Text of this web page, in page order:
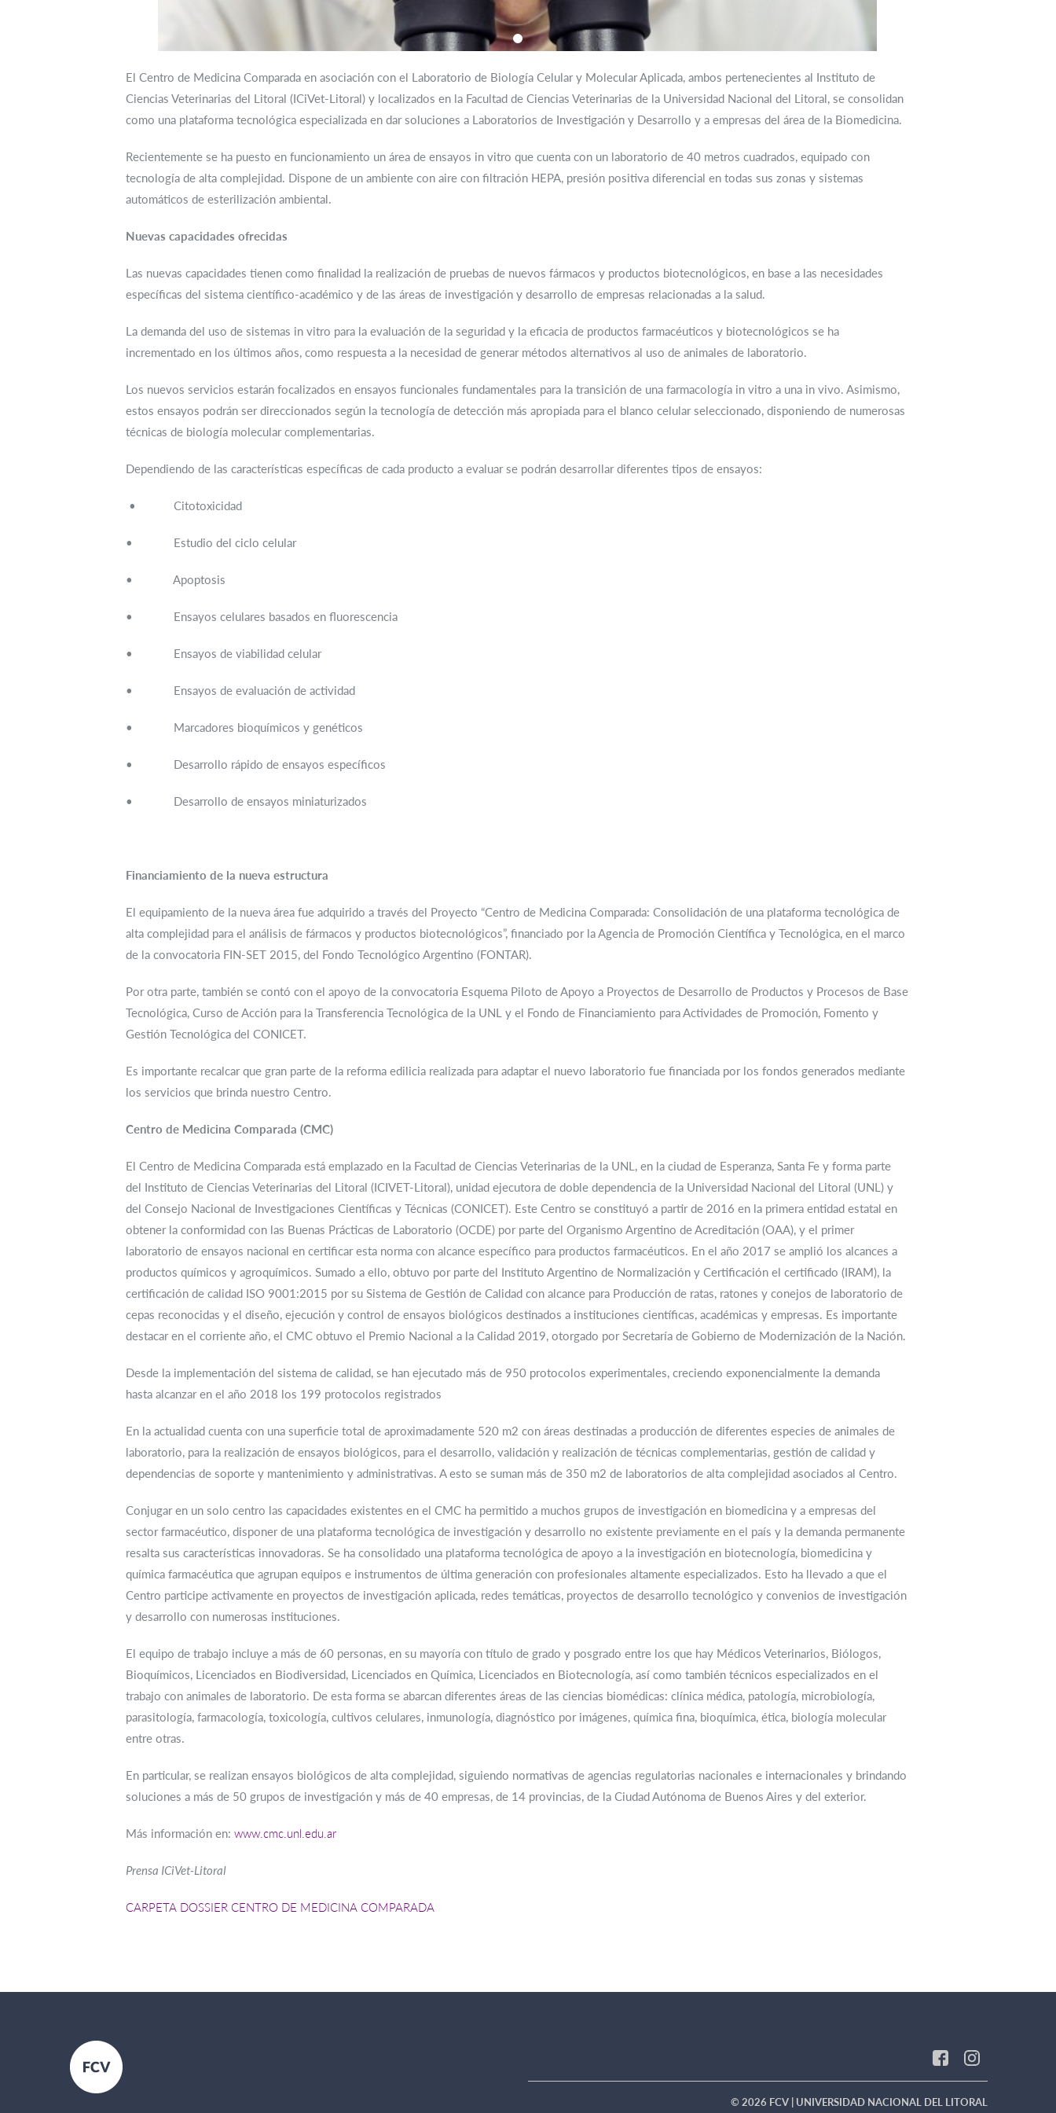
El Centro de Medicina Comparada en asociación con el Laboratorio de Biología Celular y Molecular Aplicada, ambos pertenecientes al Instituto de
Ciencias Veterinarias del Litoral (ICiVet-Litoral) y localizados en la Facultad de Ciencias Veterinarias de la Universidad Nacional del Litoral, se consolidan
como una plataforma tecnológica especializada en dar soluciones a Laboratorios de Investigación y Desarrollo y a empresas del área de la Biomedicina.
Recientemente se ha puesto en funcionamiento un área de ensayos in vitro que cuenta con un laboratorio de 40 metros cuadrados, equipado con
tecnología de alta complejidad. Dispone de un ambiente con aire con filtración HEPA, presión positiva diferencial en todas sus zonas y sistemas
automáticos de esterilización ambiental.
Nuevas capacidades ofrecidas
Las nuevas capacidades tienen como finalidad la realización de pruebas de nuevos fármacos y productos biotecnológicos, en base a las necesidades
específicas del sistema científico-académico y de las áreas de investigación y desarrollo de empresas relacionadas a la salud.
La demanda del uso de sistemas in vitro para la evaluación de la seguridad y la eficacia de productos farmacéuticos y biotecnológicos se ha
incrementado en los últimos años, como respuesta a la necesidad de generar métodos alternativos al uso de animales de laboratorio.
Los nuevos servicios estarán focalizados en ensayos funcionales fundamentales para la transición de una farmacología in vitro a una in vivo. Asimismo,
estos ensayos podrán ser direccionados según la tecnología de detección más apropiada para el blanco celular seleccionado, disponiendo de numerosas
técnicas de biología molecular complementarias.
Dependiendo de las características específicas de cada producto a evaluar se podrán desarrollar diferentes tipos de ensayos:
• Citotoxicidad
• Estudio del ciclo celular
• Apoptosis
• Ensayos celulares basados en fluorescencia
• Ensayos de viabilidad celular
• Ensayos de evaluación de actividad
• Marcadores bioquímicos y genéticos
• Desarrollo rápido de ensayos específicos
• Desarrollo de ensayos miniaturizados
Financiamiento de la nueva estructura
El equipamiento de la nueva área fue adquirido a través del Proyecto “Centro de Medicina Comparada: Consolidación de una plataforma tecnológica de
alta complejidad para el análisis de fármacos y productos biotecnológicos”, financiado por la Agencia de Promoción Científica y Tecnológica, en el marco
de la convocatoria FIN-SET 2015, del Fondo Tecnológico Argentino (FONTAR).
Por otra parte, también se contó con el apoyo de la convocatoria Esquema Piloto de Apoyo a Proyectos de Desarrollo de Productos y Procesos de Base
Tecnológica, Curso de Acción para la Transferencia Tecnológica de la UNL y el Fondo de Financiamiento para Actividades de Promoción, Fomento y
Gestión Tecnológica del CONICET.
Es importante recalcar que gran parte de la reforma edilicia realizada para adaptar el nuevo laboratorio fue financiada por los fondos generados mediante
los servicios que brinda nuestro Centro.
Centro de Medicina Comparada (CMC)
El Centro de Medicina Comparada está emplazado en la Facultad de Ciencias Veterinarias de la UNL, en la ciudad de Esperanza, Santa Fe y forma parte
del Instituto de Ciencias Veterinarias del Litoral (ICIVET-Litoral), unidad ejecutora de doble dependencia de la Universidad Nacional del Litoral (UNL) y
del Consejo Nacional de Investigaciones Científicas y Técnicas (CONICET). Este Centro se constituyó a partir de 2016 en la primera entidad estatal en
obtener la conformidad con las Buenas Prácticas de Laboratorio (OCDE) por parte del Organismo Argentino de Acreditación (OAA), y el primer
laboratorio de ensayos nacional en certificar esta norma con alcance específico para productos farmacéuticos. En el año 2017 se amplió los alcances a
productos químicos y agroquímicos. Sumado a ello, obtuvo por parte del Instituto Argentino de Normalización y Certificación el certificado (IRAM), la
certificación de calidad ISO 9001:2015 por su Sistema de Gestión de Calidad con alcance para Producción de ratas, ratones y conejos de laboratorio de
cepas reconocidas y el diseño, ejecución y control de ensayos biológicos destinados a instituciones científicas, académicas y empresas. Es importante
destacar en el corriente año, el CMC obtuvo el Premio Nacional a la Calidad 2019, otorgado por Secretaría de Gobierno de Modernización de la Nación.
Desde la implementación del sistema de calidad, se han ejecutado más de 950 protocolos experimentales, creciendo exponencialmente la demanda
hasta alcanzar en el año 2018 los 199 protocolos registrados
En la actualidad cuenta con una superficie total de aproximadamente 520 m2 con áreas destinadas a producción de diferentes especies de animales de
laboratorio, para la realización de ensayos biológicos, para el desarrollo, validación y realización de técnicas complementarias, gestión de calidad y
dependencias de soporte y mantenimiento y administrativas. A esto se suman más de 350 m2 de laboratorios de alta complejidad asociados al Centro.
Conjugar en un solo centro las capacidades existentes en el CMC ha permitido a muchos grupos de investigación en biomedicina y a empresas del
sector farmacéutico, disponer de una plataforma tecnológica de investigación y desarrollo no existente previamente en el país y la demanda permanente
resalta sus características innovadoras. Se ha consolidado una plataforma tecnológica de apoyo a la investigación en biotecnología, biomedicina y
química farmacéutica que agrupan equipos e instrumentos de última generación con profesionales altamente especializados. Esto ha llevado a que el
Centro participe activamente en proyectos de investigación aplicada, redes temáticas, proyectos de desarrollo tecnológico y convenios de investigación
y desarrollo con numerosas instituciones.
El equipo de trabajo incluye a más de 60 personas, en su mayoría con título de grado y posgrado entre los que hay Médicos Veterinarios, Biólogos,
Bioquímicos, Licenciados en Biodiversidad, Licenciados en Química, Licenciados en Biotecnología, así como también técnicos especializados en el
trabajo con animales de laboratorio. De esta forma se abarcan diferentes áreas de las ciencias biomédicas: clínica médica, patología, microbiología,
parasitología, farmacología, toxicología, cultivos celulares, inmunología, diagnóstico por imágenes, química fina, bioquímica, ética, biología molecular
entre otras.
En particular, se realizan ensayos biológicos de alta complejidad, siguiendo normativas de agencias regulatorias nacionales e internacionales y brindando
soluciones a más de 50 grupos de investigación y más de 40 empresas, de 14 provincias, de la Ciudad Autónoma de Buenos Aires y del exterior.
Más información en: www.cmc.unl.edu.ar
Prensa ICiVet-Litoral
CARPETA DOSSIER CENTRO DE MEDICINA COMPARADA
© 2026 FCV | UNIVERSIDAD NACIONAL DEL LITORAL